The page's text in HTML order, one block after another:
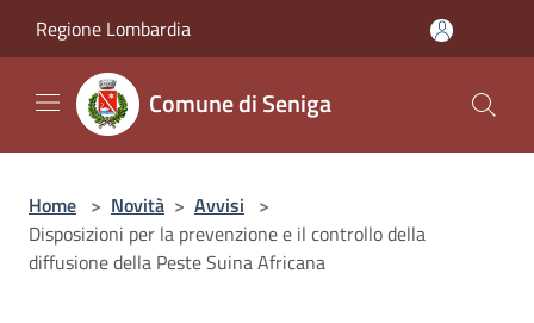
Regione Lombardia
Comune di Seniga
Home > Novità > Avvisi >
Disposizioni per la prevenzione e il controllo della
diffusione della Peste Suina Africana